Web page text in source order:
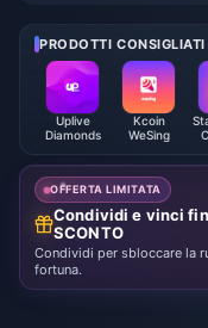
la v8.2 (2026)
PRODOTTI CONSIGLIATI
Uplive
Diamonds
Kcoin
WeSing
OFFERTA LIMITATA
Condividi e vinci
SCONTO
Condividi per sbloccare la
fortuna.